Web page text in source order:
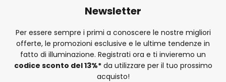
Newsletter
Per essere sempre i primi a conoscere le nostre migliori
offerte, le promozioni esclusive e le ultime tendenze in
fatto di illuminazione. Registrati ora e ti invieremo un
codice sconto del13%*da utilizzare per il tuo prossimo
acquisto!